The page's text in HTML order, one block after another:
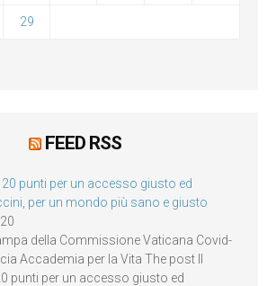
29
FEED RSS
20 punti per un accesso giusto ed
per un mondo più sano e giusto
della Commissione Vaticana Covid-
Accademia per la Vita The post Il
punti per un accesso giusto ed